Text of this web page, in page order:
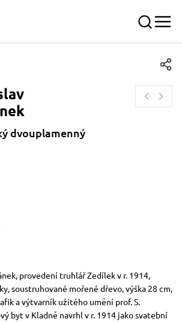
dvouplamenný
provedení truhlář Zedílek v r. 1914,
soustruhované mořené dřevo, výška 28 cm,
a výtvarník užitého umění prof. S.
byt v Kladně navrhl v r. 1914 jako svatební